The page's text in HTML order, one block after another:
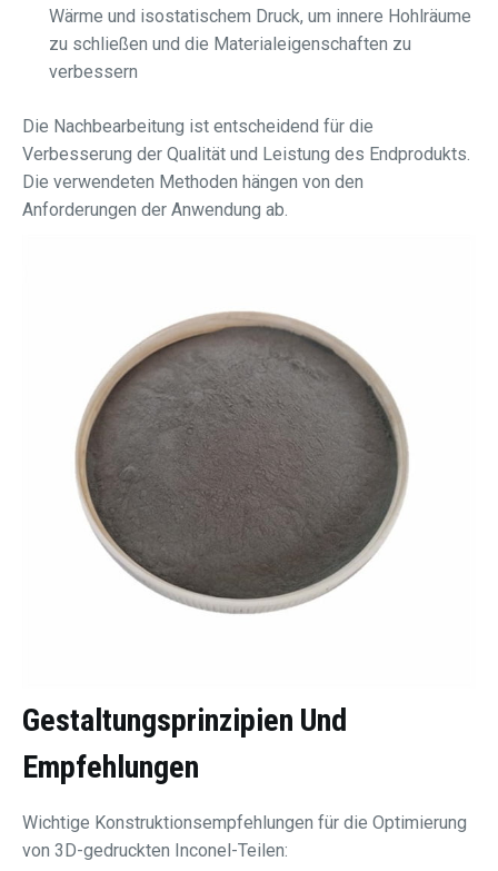
Wärme und isostatischem Druck, um innere Hohlräume
zu schließen und die Materialeigenschaften zu
verbessern
Die Nachbearbeitung ist entscheidend für die
Verbesserung der Qualität und Leistung des Endprodukts.
Die verwendeten Methoden hängen von den
Anforderungen der Anwendung ab.
Gestaltungsprinzipien Und
Empfehlungen
Wichtige Konstruktionsempfehlungen für die Optimierung
von 3D-gedruckten Inconel-Teilen: